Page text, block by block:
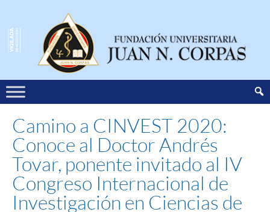
Camino a CINVEST 2020:
Conoce al Doctor Andrés
Tovar, ponente invitado al IV
Congreso Internacional de
Investigación en Ciencias de